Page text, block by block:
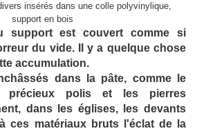
insérés dans une colle polyvinylique,
support en bois
support est couvert comme si
du vide. Il y a quelque chose
accumulation.
dans la pâte, comme le
précieux polis et les pierres
dans les églises, les devants
ces matériaux bruts l'éclat de la